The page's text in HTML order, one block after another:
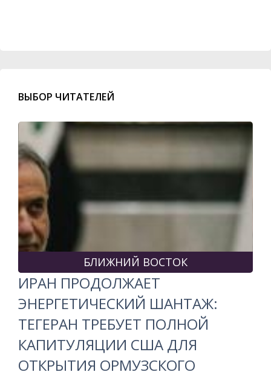
ВЫБОР ЧИТАТЕЛЕЙ
БЛИЖНИЙ ВОСТОК
ИРАН ПРОДОЛЖАЕТ
ЭНЕРГЕТИЧЕСКИЙ ШАНТАЖ:
ТЕГЕРАН ТРЕБУЕТ ПОЛНОЙ
КАПИТУЛЯЦИИ США ДЛЯ
ОТКРЫТИЯ ОРМУЗСКОГО